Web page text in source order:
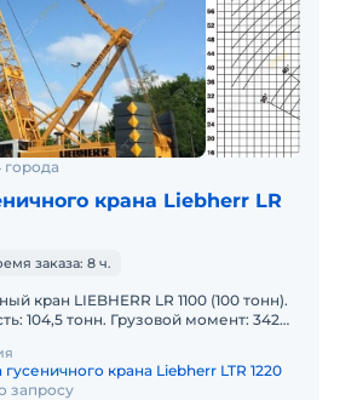
крана Liebherr LR
заказа: 8 ч.
кран LIEBHERR LR 1100 (100 тонн).
Грузовой момент: 342
крана Liebherr LTR 1220
запросу